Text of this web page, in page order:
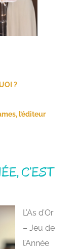
?
l’éditeur
C’EST
L’As d’Or
– Jeu de
l’Année